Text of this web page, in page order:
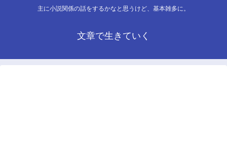
主に小説関係の話をするかなと思うけど、基本雑多に。
文章で生きていく